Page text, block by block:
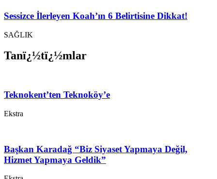
Sessizce İlerleyen Koah’ın 6 Belirtisine Dikkat!
SAĞLIK
Tanï¿½tï¿½mlar
Teknokent’ten Teknoköy’e
Ekstra
Başkan Karadağ “Biz Siyaset Yapmaya Değil,
Hizmet Yapmaya Geldik”